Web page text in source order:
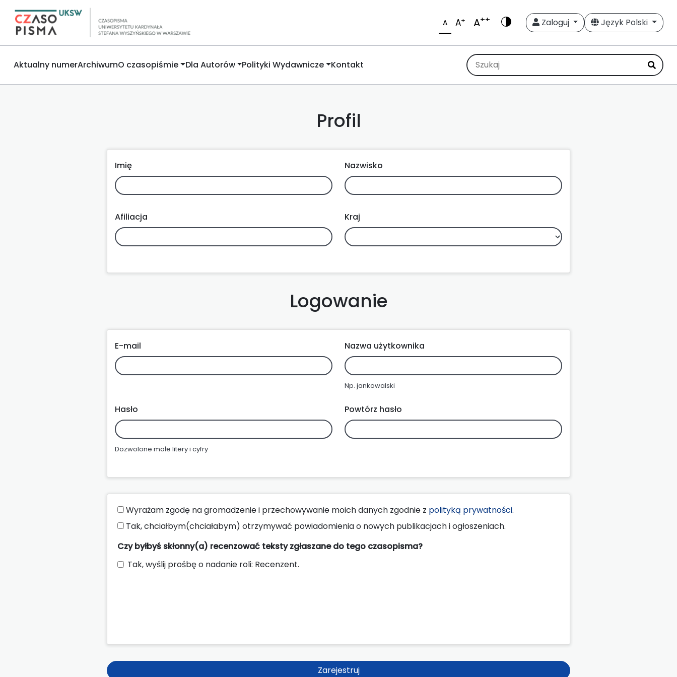
A A+ A++ Zaloguj Język Polski
Aktualny numerArchiwumO czasopiśmie Dla Autorów Polityki Wydawnicze Kontakt
Profil
Imię Nazwisko
Afiliacja Kraj
Logowanie
E-mail Nazwa użytkownika
Np. jankowalski
Hasło
Dozwolone małe litery i cyfry
Powtórz hasło
Wyrażam zgodę na gromadzenie i przechowywanie moich danych zgodnie z polityką prywatności.
Tak, chciałbym(chciałabym) otrzymywać powiadomienia o nowych publikacjach i ogłoszeniach.
Czy byłbyś skłonny(a) recenzować teksty zgłaszane do tego czasopisma?
Tak, wyślij prośbę o nadanie roli: Recenzent.
Zarejestruj